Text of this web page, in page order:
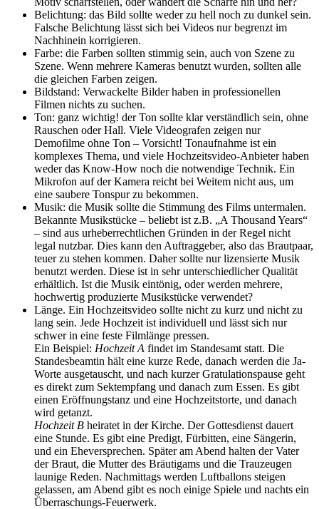
Belichtung: das Bild sollte weder zu hell noch zu dunkel sein.
Falsche Belichtung lässt sich bei Videos nur begrenzt im
Nachhinein korrigieren.
Farbe: die Farben sollten stimmig sein, auch von Szene zu
Szene. Wenn mehrere Kameras benutzt wurden, sollten alle
die gleichen Farben zeigen.
Bildstand: Verwackelte Bilder haben in professionellen
Filmen nichts zu suchen.
Ton: ganz wichtig! der Ton sollte klar verständlich sein, ohne
Rauschen oder Hall. Viele Videografen zeigen nur
Demofilme ohne Ton – Vorsicht! Tonaufnahme ist ein
komplexes Thema, und viele Hochzeitsvideo-Anbieter haben
weder das Know-How noch die notwendige Technik. Ein
Mikrofon auf der Kamera reicht bei Weitem nicht aus, um
eine saubere Tonspur zu bekommen.
Musik: die Musik sollte die Stimmung des Films untermalen.
Bekannte Musikstücke – beliebt ist z.B. „A Thousand Years“
– sind aus urheberrechtlichen Gründen in der Regel nicht
legal nutzbar. Dies kann den Auftraggeber, also das Brautpaar,
teuer zu stehen kommen. Daher sollte nur lizensierte Musik
benutzt werden. Diese ist in sehr unterschiedlicher Qualität
erhältlich. Ist die Musik eintönig, oder werden mehrere,
hochwertig produzierte Musikstücke verwendet?
Länge. Ein Hochzeitsvideo sollte nicht zu kurz und nicht zu
lang sein. Jede Hochzeit ist individuell und lässt sich nur
schwer in eine feste Filmlänge pressen.
Ein Beispiel: Hochzeit A findet im Standesamt statt. Die
Standesbeamtin hält eine kurze Rede, danach werden die Ja-
Worte ausgetauscht, und nach kurzer Gratulationspause geht
es direkt zum Sektempfang und danach zum Essen. Es gibt
einen Eröffnungstanz und eine Hochzeitstorte, und danach
wird getanzt.
Hochzeit B heiratet in der Kirche. Der Gottesdienst dauert
eine Stunde. Es gibt eine Predigt, Fürbitten, eine Sängerin,
und ein Eheversprechen. Später am Abend halten der Vater
der Braut, die Mutter des Bräutigams und die Trauzeugen
launige Reden. Nachmittags werden Luftballons steigen
gelassen, am Abend gibt es noch einige Spiele und nachts ein
Überraschungs-Feuerwerk.